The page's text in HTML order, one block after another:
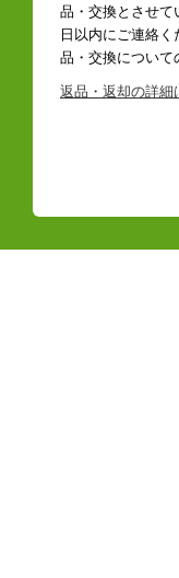
品・交換とさせて
日以内にご連絡
品・交換について
返品・返却の詳細